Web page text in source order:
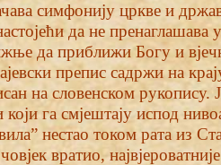
симфонију цркве и
да не пренаглашава
да приближи Богу и
препис садржи на
на словенском
који га смјештају испод
нестао током рата из
човјек вратио,